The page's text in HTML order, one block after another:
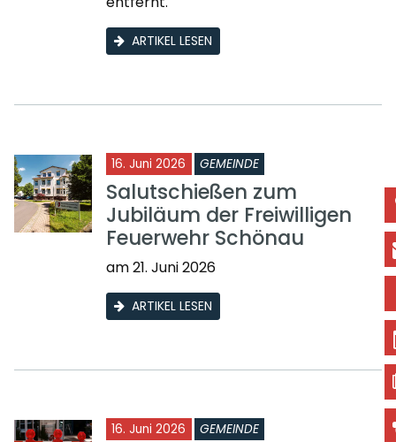
ARTIKEL LESEN
16. Juni 2026 GEMEINDE
Salutschießen zum
Jubiläum der Freiwilligen
Feuerwehr Schönau
am 21. Juni 2026
ARTIKEL LESEN
16. Juni 2026 GEMEINDE